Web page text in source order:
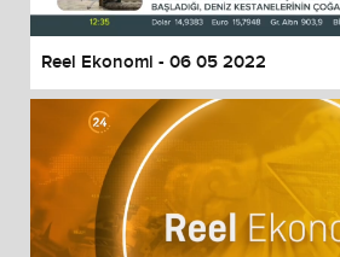
Reel Ekonomi - 06 05 2022